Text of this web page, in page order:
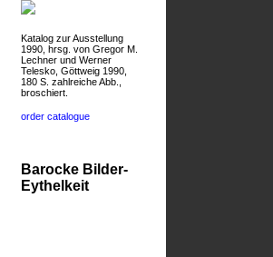
Katalog zur Ausstellung
1990, hrsg. von Gregor M.
Lechner und Werner
Telesko, Göttweig 1990,
180 S. zahlreiche Abb.,
broschiert.
order catalogue
Barocke Bilder-
Eythelkeit